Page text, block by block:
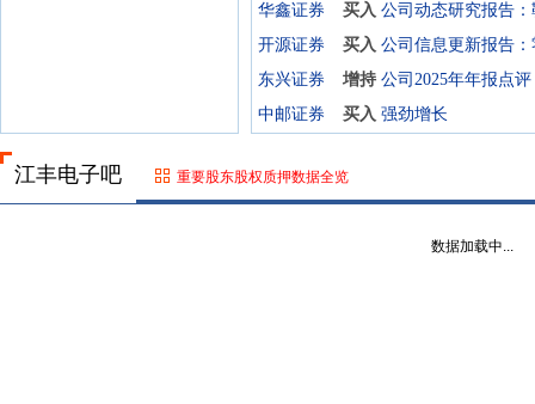
华鑫证券
买入
开源证券
买入
东兴证券
增持
中邮证券
买入 强劲增长
江丰电子吧 重要股东股权质押数据全览